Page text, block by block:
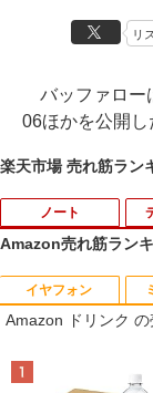
リ
バッファロー
06ほかを公開し
楽天市場 売れ筋ラン
ノート
1
1
1
Amazon売れ筋ラン
イヤフォン
Amazon ドリンク